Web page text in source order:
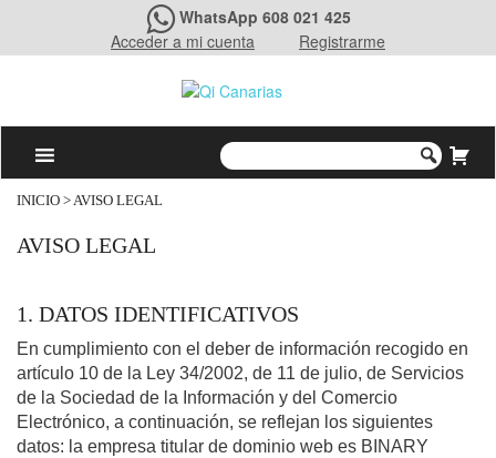
WhatsApp 608 021 425
Acceder a mi cuenta
Registrarme
INICIO > AVISO LEGAL
AVISO LEGAL
1. DATOS IDENTIFICATIVOS
En cumplimiento con el deber de información recogido en
artículo 10 de la Ley 34/2002, de 11 de julio, de Servicios
de la Sociedad de la Información y del Comercio
Electrónico, a continuación, se reflejan los siguientes
datos: la empresa titular de dominio web es BINARY